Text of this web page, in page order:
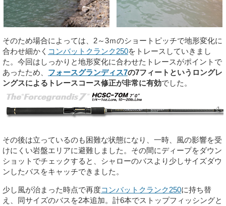
そのため場合によっては、2～3ｍのショートピッチで地形変化に
合わせ細かく コンバットクランク250をトレースしていきまし
た。 今回はしっかりと地形変化に合わせたトレースがポイントで
あったため、 フォースグランディス7の7フィートというロングレ
ングスによるトレースコース修正が非常に有効でした。
その後は立っているのも困難な状態になり、一時、風の影響を受
けにくい岩盤エリアに避難しました。その間にディープをダウン
ショットでチェックすると、シャローのバスより少しサイズダウ
ンしたバスをキャッチできました。
少し風が治まった時点で再度コンバットクランク250に持ち替
え、同サイズのバスを2本追加。計6本でストップフィッシングと